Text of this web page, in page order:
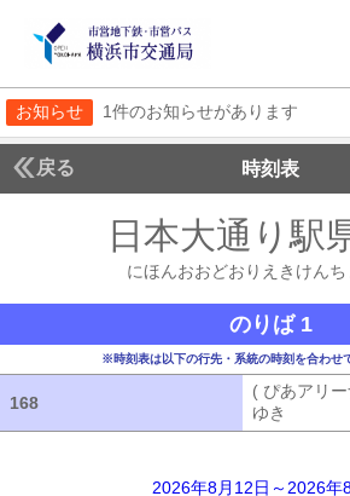
お知らせ 1件のお知らせがあります
戻る 時刻表
日本大通り駅
にほんおおどおりえきけんち
のりば 1
※時刻表は以下の行先・系統の時刻を合わせ
168
( ぴあアリ
ゆき
2026年8月12日～2026年